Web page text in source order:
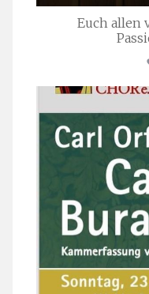
Euch allen